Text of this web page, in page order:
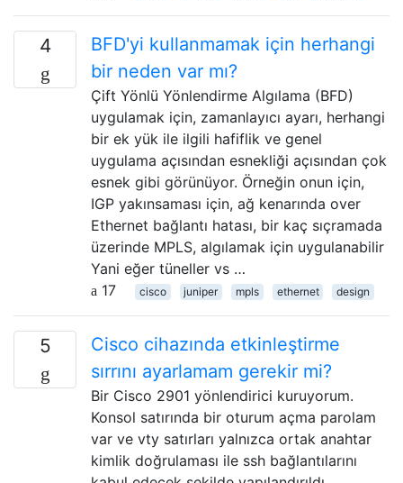
4
BFD'yi kullanmamak için herhangi
bir neden var mı?
Çift Yönlü Yönlendirme Algılama (BFD)
uygulamak için, zamanlayıcı ayarı, herhangi
bir ek yük ile ilgili hafiflik ve genel
uygulama açısından esnekliği açısından çok
esnek gibi görünüyor. Örneğin onun için,
IGP yakınsaması için, ağ kenarında over
Ethernet bağlantı hatası, bir kaç sıçramada
üzerinde MPLS, algılamak için uygulanabilir
Yani eğer tüneller vs …
17
cisco juniper mpls ethernet design
5
Cisco cihazında etkinleştirme
sırrını ayarlamam gerekir mi?
Bir Cisco 2901 yönlendirici kuruyorum.
Konsol satırında bir oturum açma parolam
var ve vty satırları yalnızca ortak anahtar
kimlik doğrulaması ile ssh bağlantılarını